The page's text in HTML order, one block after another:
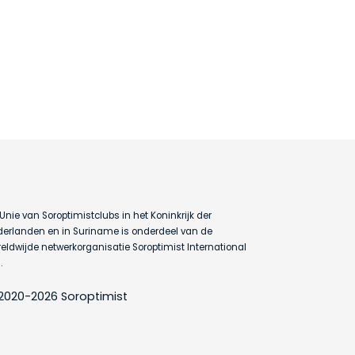
van Soroptimistclubs in het Koninkrijk der
en in Suriname is onderdeel van de
netwerkorganisatie Soroptimist International
2026 Soroptimist